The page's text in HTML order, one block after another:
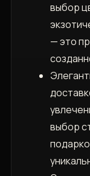
выбор
— это
выбор